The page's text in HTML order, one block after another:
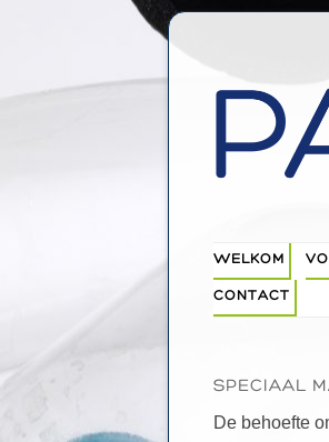
WELKOM
CONTACT
SPECIAAL
De behoefte